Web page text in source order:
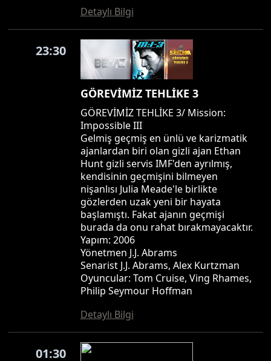
Detaylı Bilgi
23:30
GÖREVİMİZ TEHLİKE 3
GÖREVİMİZ TEHLİKE 3/ Mission:
Impossible III
Gelmiş geçmiş en ünlü ve karizmatik
ajanlardan biri olan gizli ajan Ethan
Hunt gizli servis IMF'den ayrılmış,
kendisinin geçmişini bilmeyen
nişanlısı Julia Meade'le birlikte
gözlerden uzak yeni bir hayata
başlamıştı. Fakat ajanın geçmişi
burada da onu rahat bırakmayacaktır.
Yapım: 2006
Yönetmen J.J. Abrams
Senarist J.J. Abrams, Alex Kurtzman
Oyuncular: Tom Cruise, Ving Rhames,
Philip Seymour Hoffman
Detaylı Bilgi
01:30